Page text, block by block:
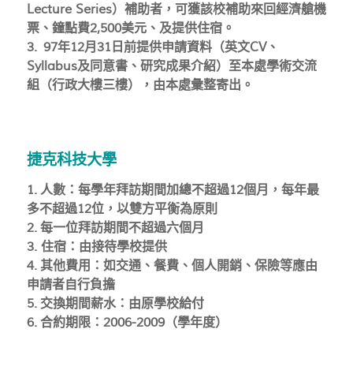
Lecture Series）補助者，可獲該校補助來回經濟艙機
票、鐘點費2,500美元、及提供住宿。
3. 97年12月31日前提供申請資料（英文CV、
Syllabus及同意書、研究成果介紹）至本處學術交流
組（行政大樓三樓），由本處彙整寄出。
捷克科技大學
1. 人數：每學年拜訪期間加總不超過12個月，每年最
多不超過12位，以雙方平衡為原則
2. 每一位拜訪期間不超過六個月
3. 住宿：由接待學校提供
4. 其他費用：如交通、餐費、個人開銷、保險等應由
申請者自行負擔
5. 交換期間薪水：由原學校給付
6. 合約期限：2006-2009（學年度）